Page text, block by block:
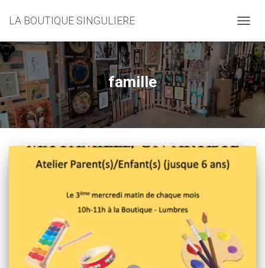
LA BOUTIQUE SINGULIERE
LA
famille